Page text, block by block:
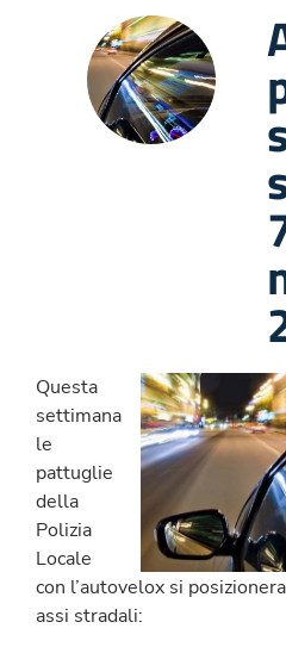
Questa
settimana
le
pattuglie
della
Polizia
Locale
con l’autovelox si
assi stradali: